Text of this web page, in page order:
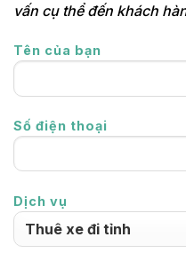
vấn cụ thể đến khách
Tên của bạn
Số điện thoại
Dịch vụ